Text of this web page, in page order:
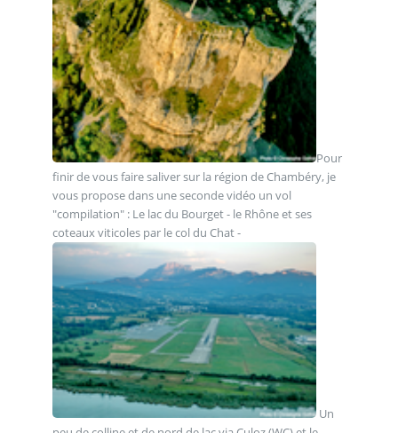
Pour
finir de vous faire saliver sur la région de Chambéry, je
vous propose dans une seconde vidéo un vol
"compilation" : Le lac du Bourget - le Rhône et ses
coteaux viticoles par le col du Chat -
Un